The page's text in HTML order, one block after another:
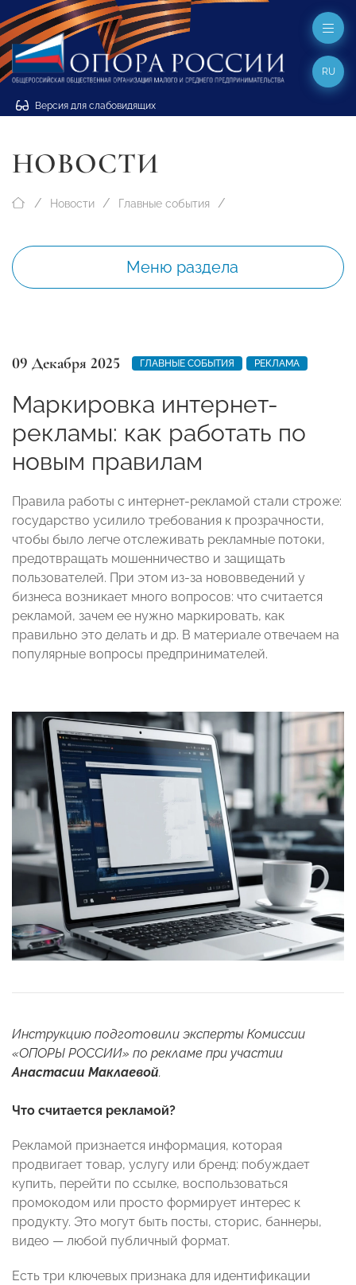
Версия для слабовидящих
RU
НОВОСТИ
Новости Главные события
Меню раздела
09 Декабря 2025 ГЛАВНЫЕ СОБЫТИЯ РЕКЛАМА
Маркировка интернет-
рекламы: как работать по
новым правилам
Правила работы с интернет-рекламой стали строже:
государство усилило требования к прозрачности,
чтобы было легче отслеживать рекламные потоки,
предотвращать мошенничество и защищать
пользователей. При этом из-за нововведений у
бизнеса возникает много вопросов: что считается
рекламой, зачем ее нужно маркировать, как
правильно это делать и др. В материале отвечаем на
популярные вопросы предпринимателей.
Инструкцию подготовили эксперты Комиссии
«ОПОРЫ РОССИИ» по рекламе при участии
Анастасии Маклаевой.
Что считается рекламой?
Рекламой признается информация, которая
продвигает товар, услугу или бренд: побуждает
купить, перейти по ссылке, воспользоваться
промокодом или просто формирует интерес к
продукту. Это могут быть посты, сторис, баннеры,
видео — любой публичный формат.
Есть три ключевых признака для идентификации